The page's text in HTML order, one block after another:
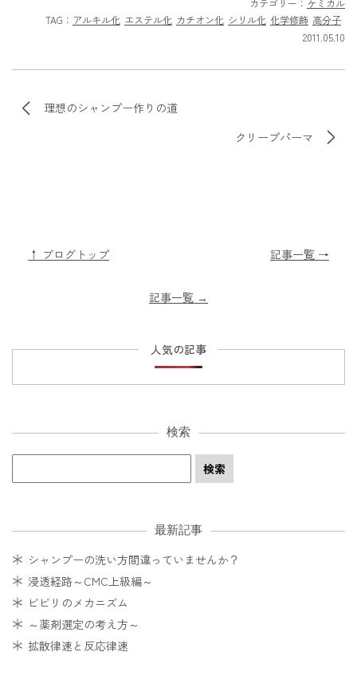
カテゴリー： ケミカル
TAG： アルキル化 エステル化 カチオン化 シリル化 化学修飾 高分子
2011.05.10
理想のシャンプー作りの道
クリープパーマ
↑ ブログトップ 記事一覧 →
記事一覧 →
人気の記事
検索
最新記事
シャンプーの洗い方間違っていませんか？
浸透経路～CMC上級編～
ビビリのメカニズム
～薬剤選定の考え方～
拡散律速と反応律速